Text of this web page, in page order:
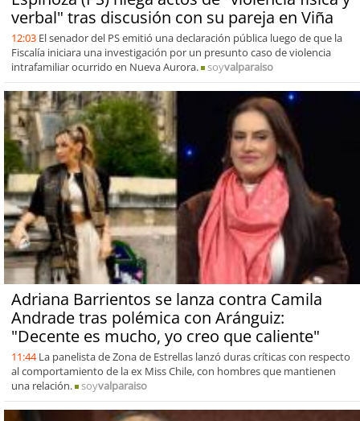
verbal" tras discusión con su pareja en Viña
12:03 El senador del PS emitió una declaración pública luego de que la
Fiscalía iniciara una investigación por un presunto caso de violencia
intrafamiliar ocurrido en Nueva Aurora.
soyvalparaiso
Adriana Barrientos se lanza contra Camila
Andrade tras polémica con Aránguiz:
"Decente es mucho, yo creo que caliente"
11:44 La panelista de Zona de Estrellas lanzó duras críticas con respecto
al comportamiento de la ex Miss Chile, con hombres que mantienen
una relación.
soyvalparaiso